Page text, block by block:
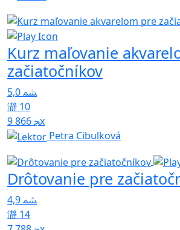
Kurz maľovanie
začiatočníkov
5,0
10
9 866x
Petra Cibulková
Drôtovanie pre
4,9
14